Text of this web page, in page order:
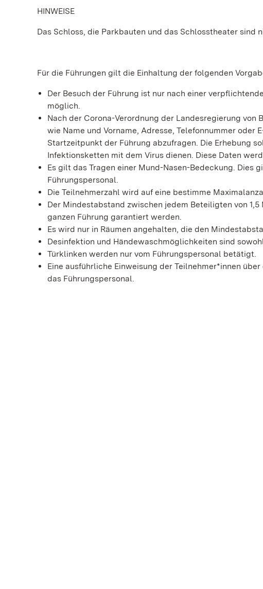
HINWEISE
Das Schloss, die Parkbauten und das Schlosstheater sind
Für die Führungen gilt die Einhaltung der folgenden
Der Besuch der Führung ist nur nach einer
möglich.
Nach der Corona-Verordnung der Landesregierung
wie Name und Vorname, Adresse, Telefonnummer oder
Startzeitpunkt der Führung abzufragen. Die Erhebung
Infektionsketten mit dem Virus dienen. Diese Daten
Es gilt das Tragen einer Mund-Nasen-Bedeckung. Dies
Führungspersonal.
Die Teilnehmerzahl wird auf eine bestimme
Der Mindestabstand zwischen jedem Beteiligten von
ganzen Führung garantiert werden.
Es wird nur in Räumen angehalten, die den
Desinfektion und Händewaschmöglichkeiten sind
Türklinken werden nur vom Führungspersonal betätigt.
Eine ausführliche Einweisung der Teilnehmer*innen
das Führungspersonal.